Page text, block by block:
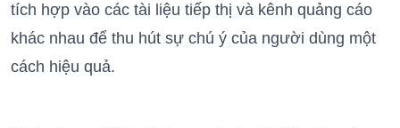
tích hợp vào các tài liệu tiếp thị và kênh quảng cáo
khác nhau để thu hút sự chú ý của người dùng một
cách hiệu quả.